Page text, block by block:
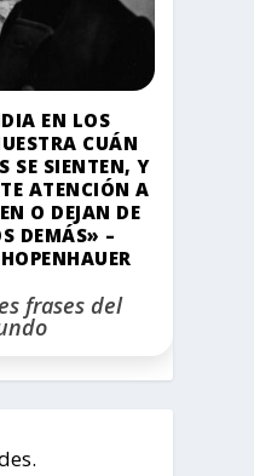
EN LOS
CUÁN
SE SIENTEN, Y
ATENCIÓN A
O DEJAN DE
DEMÁS» –
frases del